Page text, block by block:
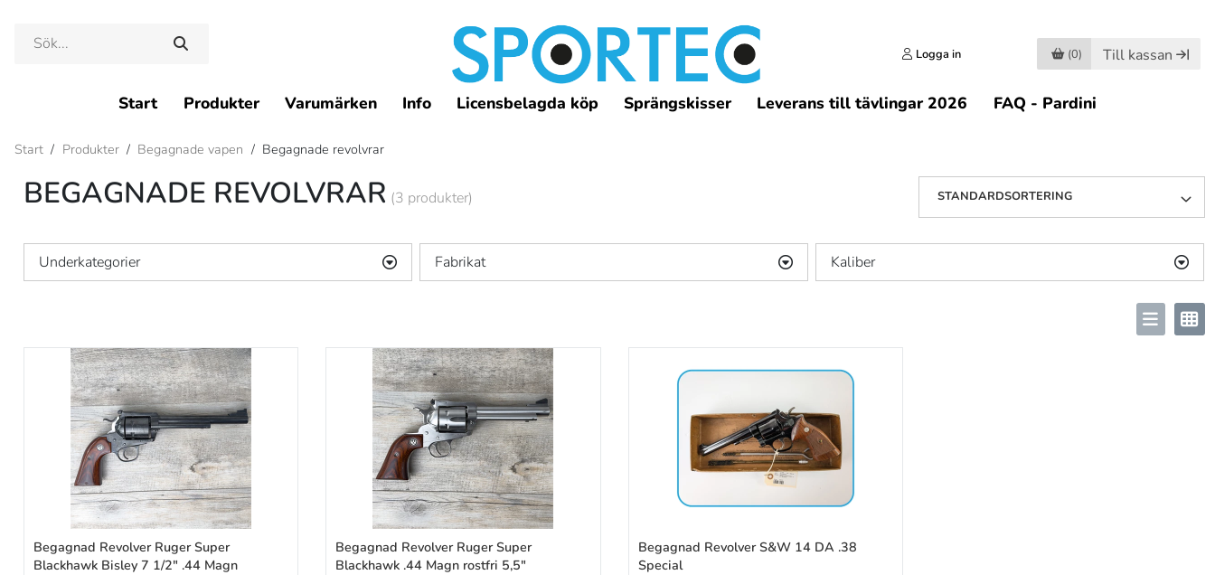
Logga in (0) Till kassan
Start Produkter Varumärken Info Licensbelagda köp Sprängskisser Leverans till tävlingar 2026 FAQ - Pardini
Start / Produkter / Begagnade vapen / Begagnade revolvrar
BEGAGNADE REVOLVRAR (3 produkter) STANDARDSORTERING
Underkategorier
Begagnade pipor
Begagnade pistoler
Begagnade revolvrar
Begagnade växelsatser
Fabrikat
Kaliber
(1)
Begagnad Revolver Ruger Super
Blackhawk Bisley 7 1/2" .44 Magn
Begagnad Revolver Ruger Super
Blackhawk .44 Magn rostfri 5,5"
Begagnad Revolver S&W 14 DA .38
Special